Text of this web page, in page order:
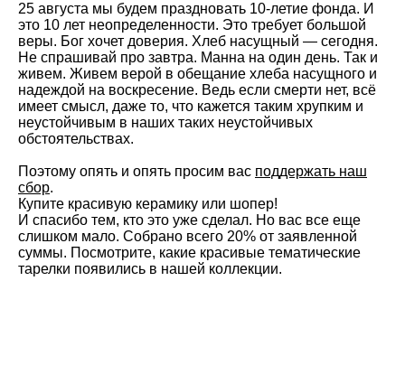
25 августа мы будем праздновать 10-летие фонда. И
это 10 лет неопределенности. Это требует большой
веры. Бог хочет доверия. Хлеб насущный — сегодня.
Не спрашивай про завтра. Манна на один день. Так и
живем. Живем верой в обещание хлеба насущного и
надеждой на воскресение. Ведь если смерти нет, всё
имеет смысл, даже то, что кажется таким хрупким и
неустойчивым в наших таких неустойчивых
обстоятельствах.
Поэтому опять и опять просим вас поддержать наш
сбор.
Купите красивую керамику или шопер!
И спасибо тем, кто это уже сделал. Но вас все еще
слишком мало. Собрано всего 20% от заявленной
суммы. Посмотрите, какие красивые тематические
тарелки появились в нашей коллекции.